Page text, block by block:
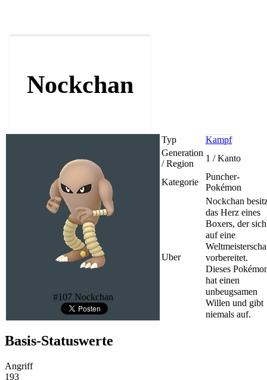
Nockchan
#107 Nockchan
Typ
Kampf
Generation
/ Region
1 / Kanto
Kategorie
Puncher-
Pokémon
Uber
Nockchan
das Herz eines
Boxers, der sich
auf eine
vorbereitet.
Dieses
hat einen
unbeugsamen
Willen und gibt
niemals auf.
Basis-Statuswerte
Angriff
193